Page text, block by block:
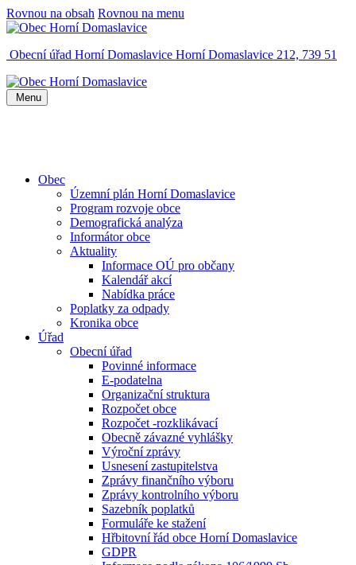
Rovnou na obsah Rovnou na menu
Obecní úřad Horní Domaslavice Horní Domaslavice 212, 739 51
Menu
Obec
Územní plán Horní Domaslavice
Program rozvoje obce
Demografická analýza
Informátor obce
Aktuality
Informace OÚ pro občany
Kalendář akcí
Nabídka práce
Poplatky za odpady
Kronika obce
Úřad
Obecní úřad
Povinné informace
E-podatelna
Organizační struktura
Rozpočet obce
Rozpočet -rozklikávací
Obecně závazné vyhlášky
Výroční zprávy
Usnesení zastupitelstva
Zprávy finančního výboru
Zprávy kontrolního výboru
Sazebník poplatků
Formuláře ke stažení
Hřbitovní řád obce Horní Domaslavice
GDPR